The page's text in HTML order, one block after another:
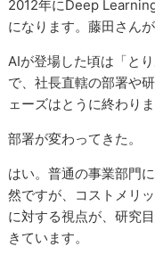
2012年にDeep
になります。藤田さん
AIが登場した頃は「と
で、社長直轄の部署や
ェーズはとうに終わりま
部署が変わってきた。
はい。普通の事業部門
然ですが、コストメリ
に対する視点が、研究
きています。